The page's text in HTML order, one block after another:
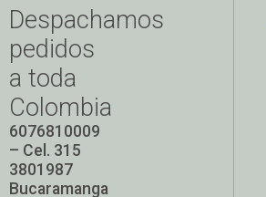
Despachamos
pedidos
a toda
Colombia
6076810009
– Cel. 315
3801987
Bucaramanga